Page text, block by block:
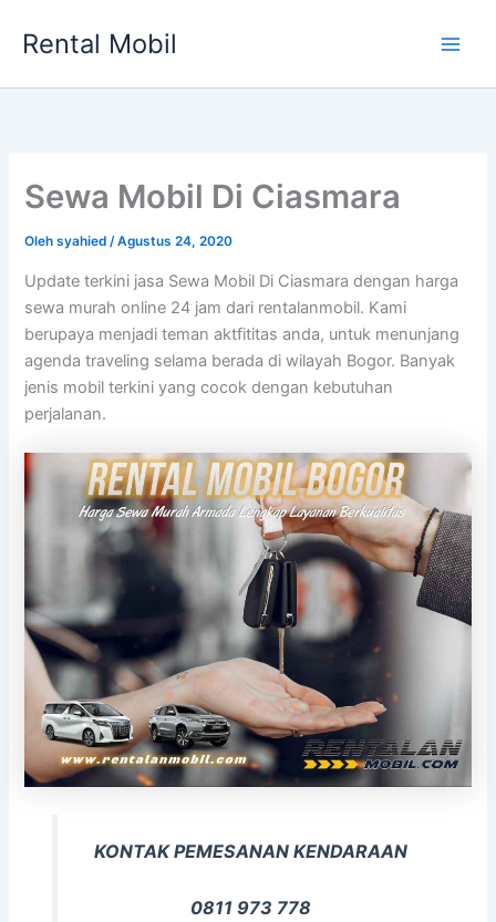
Rental Mobil
Sewa Mobil Di Ciasmara
Olehsyahied/Agustus 24, 2020
Update terkini jasa Sewa Mobil Di Ciasmara dengan harga
sewa murah online 24 jam dari rentalanmobil. Kami
berupaya menjadi teman aktfititas anda, untuk menunjang
agenda traveling selama berada di wilayah Bogor. Banyak
jenis mobil terkini yang cocok dengan kebutuhan
perjalanan.
KONTAK PEMESANAN KENDARAAN
0811 973 778